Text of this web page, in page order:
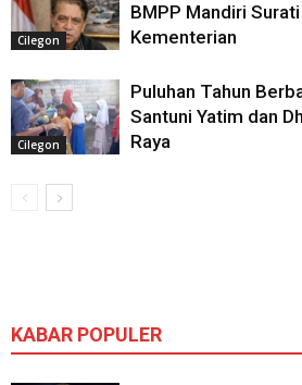
Cilegon
BMPP Mandiri
Kementerian
Cilegon
Puluhan Tahun
Santuni Yatim dan
Raya
KABAR POPULER